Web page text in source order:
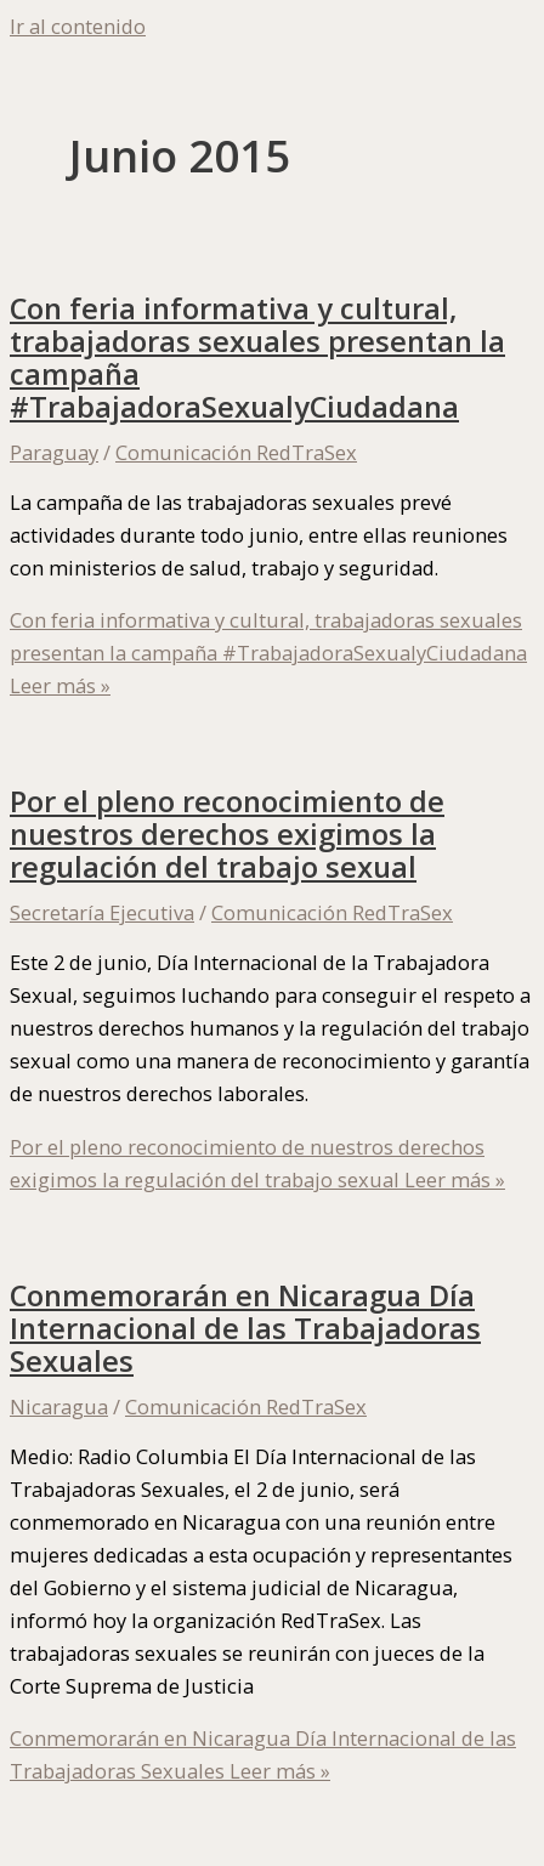
Ir al contenido
Junio 2015
Con feria informativa y cultural,
trabajadoras sexuales presentan la
campaña
#TrabajadoraSexualyCiudadana
Paraguay/Comunicación RedTraSex
La campaña de las trabajadoras sexuales prevé
actividades durante todo junio, entre ellas reuniones
con ministerios de salud, trabajo y seguridad.
Con feria informativa y cultural, trabajadoras sexuales
presentan la campaña #TrabajadoraSexualyCiudadana
Leer más »
Por el pleno reconocimiento de
nuestros derechos exigimos la
regulación del trabajo sexual
Secretaría Ejecutiva /Comunicación RedTraSex
Este 2 de junio, Día Internacional de la Trabajadora
Sexual, seguimos luchando para conseguir el respeto a
nuestros derechos humanos y la regulación del trabajo
sexual como una manera de reconocimiento y garantía
de nuestros derechos laborales.
Por el pleno reconocimiento de nuestros derechos
exigimos la regulación del trabajo sexual Leer más »
Conmemorarán en Nicaragua Día
Internacional de las Trabajadoras
Sexuales
Nicaragua /Comunicación RedTraSex
Medio: Radio Columbia El Día Internacional de las
Trabajadoras Sexuales, el 2 de junio, será
conmemorado en Nicaragua con una reunión entre
mujeres dedicadas a esta ocupación y representantes
del Gobierno y el sistema judicial de Nicaragua,
informó hoy la organización RedTraSex. Las
trabajadoras sexuales se reunirán con jueces de la
Corte Suprema de Justicia
Conmemorarán en Nicaragua Día Internacional de las
Trabajadoras Sexuales Leer más »